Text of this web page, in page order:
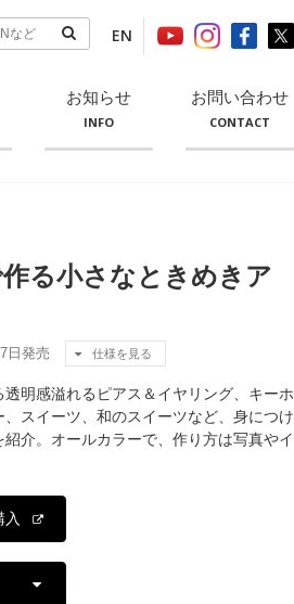
EN
お知らせ
INFO
お問い合わせ
CONTACT
る小さなときめきア
日発売 仕様を見る
明感溢れるピアス＆イヤリング、キーホ
スイーツ、和のスイーツなど、身につけ
介。オールカラーで、作り方は写真やイ